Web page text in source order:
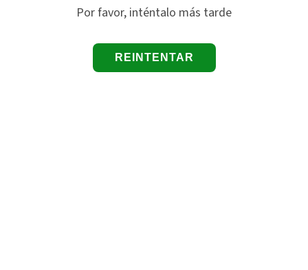
Por favor, inténtalo más tarde
REINTENTAR